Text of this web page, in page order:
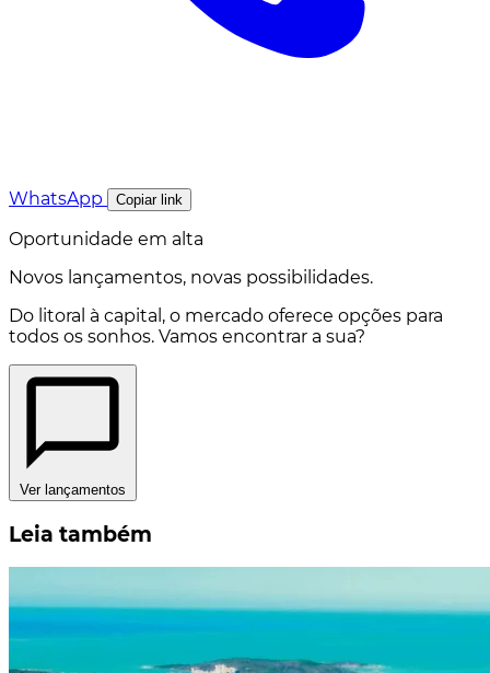
WhatsApp Copiar link
Oportunidade em alta
Novos lançamentos, novas possibilidades.
Do litoral à capital, o mercado oferece opções para
todos os sonhos. Vamos encontrar a sua?
Ver lançamentos
Leia também